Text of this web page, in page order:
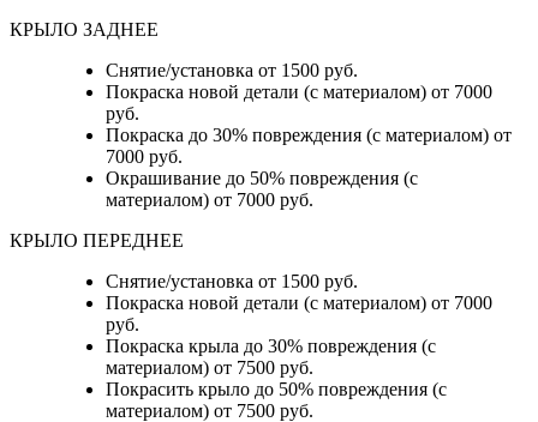
КРЫЛО ЗАДНЕЕ
Снятие/установка от 1500 руб.
Покраска новой детали (с материалом) от 7000
руб.
Покраска до 30% повреждения (с материалом) от
7000 руб.
Окрашивание до 50% повреждения (с
материалом) от 7000 руб.
КРЫЛО ПЕРЕДНЕЕ
Снятие/установка от 1500 руб.
Покраска новой детали (с материалом) от 7000
руб.
Покраска крыла до 30% повреждения (с
материалом) от 7500 руб.
Покрасить крыло до 50% повреждения (с
материалом) от 7500 руб.